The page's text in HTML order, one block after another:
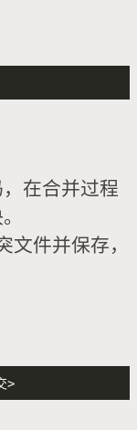
在合并过程
文件并保存，
git cherry-pick <起始提交>^..<结束提交>